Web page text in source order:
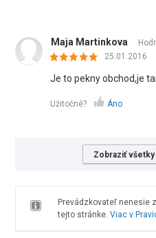
Maja Martinkova
25.01.2016
Je to pekny obchod,je
Užitočné? Áno
Zobraziť
Prevádzkovateľ nenesie
tejto stránke. Viac v